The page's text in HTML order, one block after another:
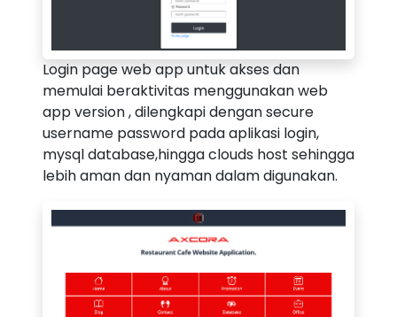
Login page web app untuk akses dan
memulai beraktivitas menggunakan web
app version , dilengkapi dengan secure
username password pada aplikasi login,
mysql database,hingga clouds host sehingga
lebih aman dan nyaman dalam digunakan.